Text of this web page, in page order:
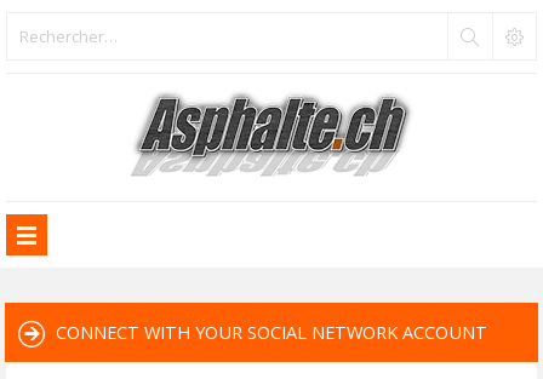
CONNECT WITH YOUR SOCIAL NETWORK ACCOUNT